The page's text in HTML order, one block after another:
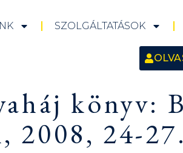
SZOLGÁLTATÁSOK
könyv:
2008, 24-27.